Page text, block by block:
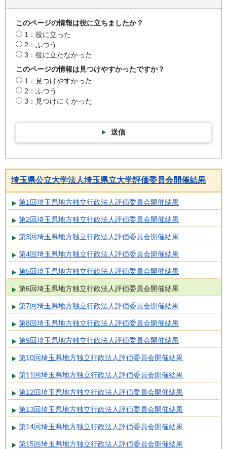
このページの情報は役に立ちましたか？
1：役に立った
2：ふつう
3：役に立たなかった
このページの情報は見つけやすかったですか？
1：見つけやすかった
2：ふつう
3：見つけにくかった
送信
埼玉県公立大学法人埼玉県立大学評価委員会開催結果
第1回埼玉県地方独立行政法人評価委員会開催結果
第2回埼玉県地方独立行政法人評価委員会開催結果
第3回埼玉県地方独立行政法人評価委員会開催結果
第4回埼玉県地方独立行政法人評価委員会開催結果
第5回埼玉県地方独立行政法人評価委員会開催結果
第6回埼玉県地方独立行政法人評価委員会開催結果
第7回埼玉県地方独立行政法人評価委員会開催結果
第8回埼玉県地方独立行政法人評価委員会開催結果
第9回埼玉県地方独立行政法人評価委員会開催結果
第10回埼玉県地方独立行政法人評価委員会開催結果
第11回埼玉県地方独立行政法人評価委員会開催結果
第12回埼玉県地方独立行政法人評価委員会開催結果
第13回埼玉県地方独立行政法人評価委員会開催結果
第14回埼玉県地方独立行政法人評価委員会開催結果
第15回埼玉県地方独立行政法人評価委員会開催結果